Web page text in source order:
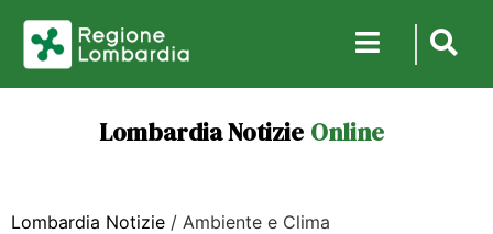
Lombardia Notizie Online
Lombardia Notizie / Ambiente e Clima